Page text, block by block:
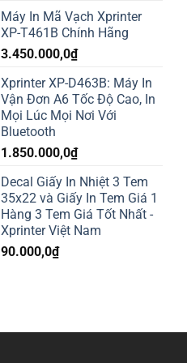
Máy In Mã Vạch Xprinter
XP-T461B Chính Hãng
3.450.000,0₫
Xprinter XP-D463B: Máy In
Vận Đơn A6 Tốc Độ Cao, In
Mọi Lúc Mọi Nơi Với
Bluetooth
1.850.000,0₫
Decal Giấy In Nhiệt 3 Tem
35x22 và Giấy In Tem Giá 1
Hàng 3 Tem Giá Tốt Nhất -
Xprinter Việt Nam
90.000,0₫